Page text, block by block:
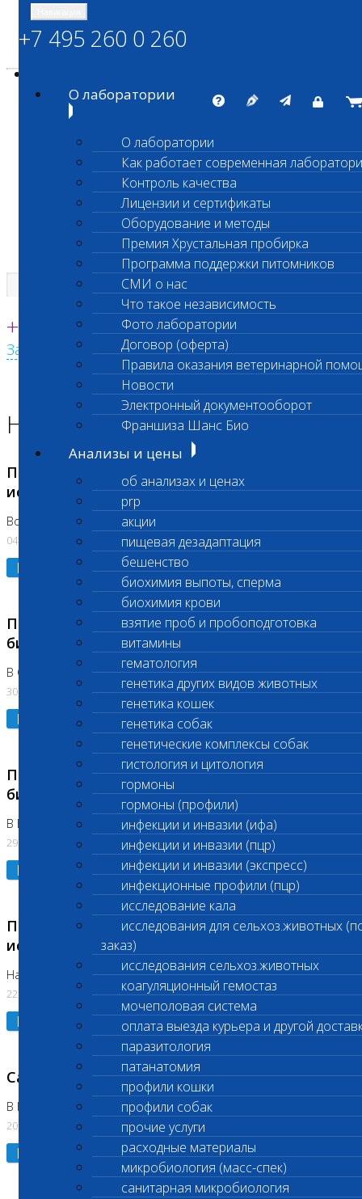
ШАНС БИО
Независимая ветеринарная лаборатория
Единая круглосуточная справочная
+7 495 260 0 260
Заказать звонок с сайта
+7 495 260 0 260
О лаборатории
О лаборатории
Как работает современная
Контроль качества
Лицензии и сертификаты
Оборудование и методы
Премия Хрустальная пробирка
Программа поддержки питомников
СМИ о нас
Что такое независимость
Фото лаборатории
Договор (оферта)
Правила оказания ветеринарной
Новости
Электронный документооборот
Франшиза Шанс Био
Анализы и цены
об анализах и ценах
prp
акции
пищевая дезадаптация
бешенство
биохимия выпоты, сперма
биохимия крови
взятие проб и пробоподготовка
витамины
гематология
генетика других видов животных
генетика кошек
генетика собак
генетические комплексы собак
гистология и цитология
гормоны
гормоны (профили)
инфекции и инвазии (ифа)
инфекции и инвазии (пцр)
инфекции и инвазии (экспресс)
инфекционные профили (пцр)
исследование кала
исследования для сельхоз.животных
заказ)
исследования сельхоз.животных
коагуляционный гемостаз
мочеполовая система
оплата выезда курьера и другой
паразитология
патанатомия
профили кошки
профили собак
прочие услуги
расходные материалы
микробиология (масс-спек)
санитарная микробиология
Главная страница
Новости лаборатории
Приостановка срочных биохимических
исследований
Во Владыкино
04.08.2026
Подробнее
Приостановлено выполнение срочных
биохимических исследований
В Сколково. Код (123,309,310)
30.07.2026
Подробнее
Приостановлено выполнение срочных
биохимических исследований
В Бутово 29.07.26
29.07.2026
Подробнее
Приостановлено выполнение биохимических
исследований
На Нагорной. Код ( 123,310,309)
22.07.2026
Подробнее
Санитарные дни
В Коломне 24.07.2026 и 28.07.2026
20.07.2026
Подробнее